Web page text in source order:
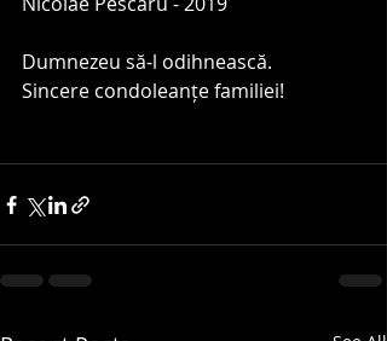
Dumnezeu să-l odihnească.
Sincere condoleanțe familiei!